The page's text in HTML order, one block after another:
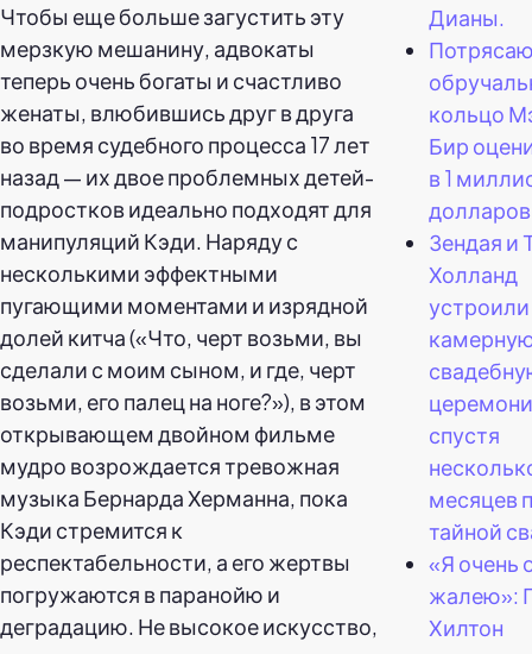
Чтобы еще больше загустить эту
мерзкую мешанину, адвокаты
теперь очень богаты и счастливо
женаты, влюбившись друг в друга
во время судебного процесса 17 лет
назад — их двое проблемных детей-
подростков идеально подходят для
манипуляций Кэди. Наряду с
несколькими эффектными
пугающими моментами и изрядной
долей китча («Что, черт возьми, вы
сделали с моим сыном, и где, черт
возьми, его палец на ноге?»), в этом
открывающем двойном фильме
мудро возрождается тревожная
музыка Бернарда Херманна, пока
Кэди стремится к
респектабельности, а его жертвы
погружаются в паранойю и
деградацию. Не высокое искусство,
Дианы.
кольцо
Бир
в 1
Зендая и
Холланд
устроили
спустя
месяцев
тайной
«Я очень
жалею»:
Хилтон